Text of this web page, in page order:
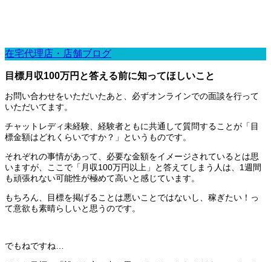
在宅代理店・店舗ブログ
目標月収100万円と答える前に知ってほしいこと
お問い合わせをいただいたあと、必ずオンラインでの面談を行って
いただいてます。
チャットレディ未経験、経験者ともに共通して質問することが「目
標金額はどれくらいですか？」というものです。
それぞれの事情があって、必要な金額をイメージされているとは思
いますが、ここで「月収100万円以上」と答えてしまう人は、1週間
も頑張れない可能性が極めて高いと感じています。
もちろん、目標を掲げることは悪いことではないし、稼ぎたい！っ
て意欲も素晴らしいと思うのです。
でもねですね…